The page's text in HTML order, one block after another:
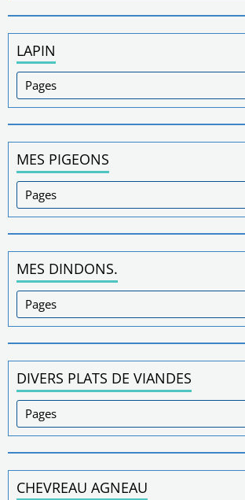
LAPIN
MES PIGEONS
MES DINDONS.
DIVERS PLATS DE VIANDES
CHEVREAU AGNEAU